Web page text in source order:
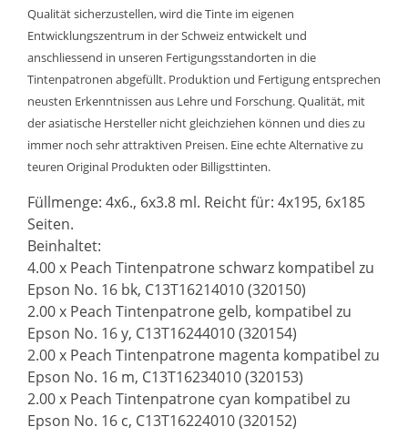
Qualität sicherzustellen, wird die Tinte im eigenen
Entwicklungszentrum in der Schweiz entwickelt und
anschliessend in unseren Fertigungsstandorten in die
Tintenpatronen abgefüllt. Produktion und Fertigung entsprechen
neusten Erkenntnissen aus Lehre und Forschung. Qualität, mit
der asiatische Hersteller nicht gleichziehen können und dies zu
immer noch sehr attraktiven Preisen. Eine echte Alternative zu
teuren Original Produkten oder Billigsttinten.
Füllmenge: 4x6., 6x3.8 ml. Reicht für: 4x195, 6x185
Seiten.
Beinhaltet:
4.00 x Peach Tintenpatrone schwarz kompatibel zu
Epson No. 16 bk, C13T16214010 (320150)
2.00 x Peach Tintenpatrone gelb, kompatibel zu
Epson No. 16 y, C13T16244010 (320154)
2.00 x Peach Tintenpatrone magenta kompatibel zu
Epson No. 16 m, C13T16234010 (320153)
2.00 x Peach Tintenpatrone cyan kompatibel zu
Epson No. 16 c, C13T16224010 (320152)